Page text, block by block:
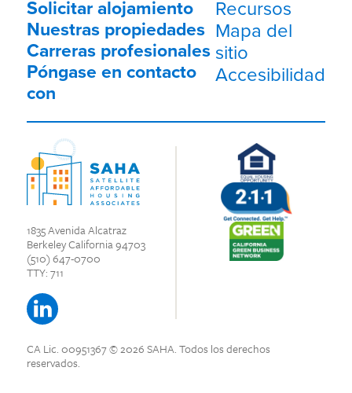
1835 Avenida Alcatraz
Berkeley California 94703
(510) 647-0700
TTY: 711
Solicitar alojamiento
Nuestras propiedades
Carreras profesionales
Póngase en contacto
con
Recursos
Mapa del
sitio
Accesibilidad
CA Lic. 00951367© 2026 SAHA.Todos los derechos
reservados.